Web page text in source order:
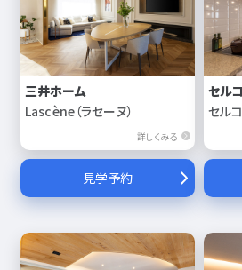
三井ホーム
Lascène（ラセーヌ）
詳しくみる
見学予約
セル
セル